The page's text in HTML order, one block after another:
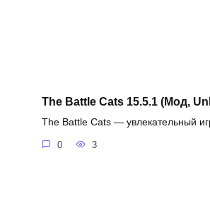
The Battle Cats 15.5.1 (Мод,
The Battle Cats — увлекательный
0 3